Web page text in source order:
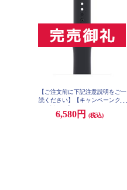
【ご注文前に下記注意説明をご一
読ください】【キャンペーンクー
正アクセサリー【45mmケース用
6,580円 (税込)